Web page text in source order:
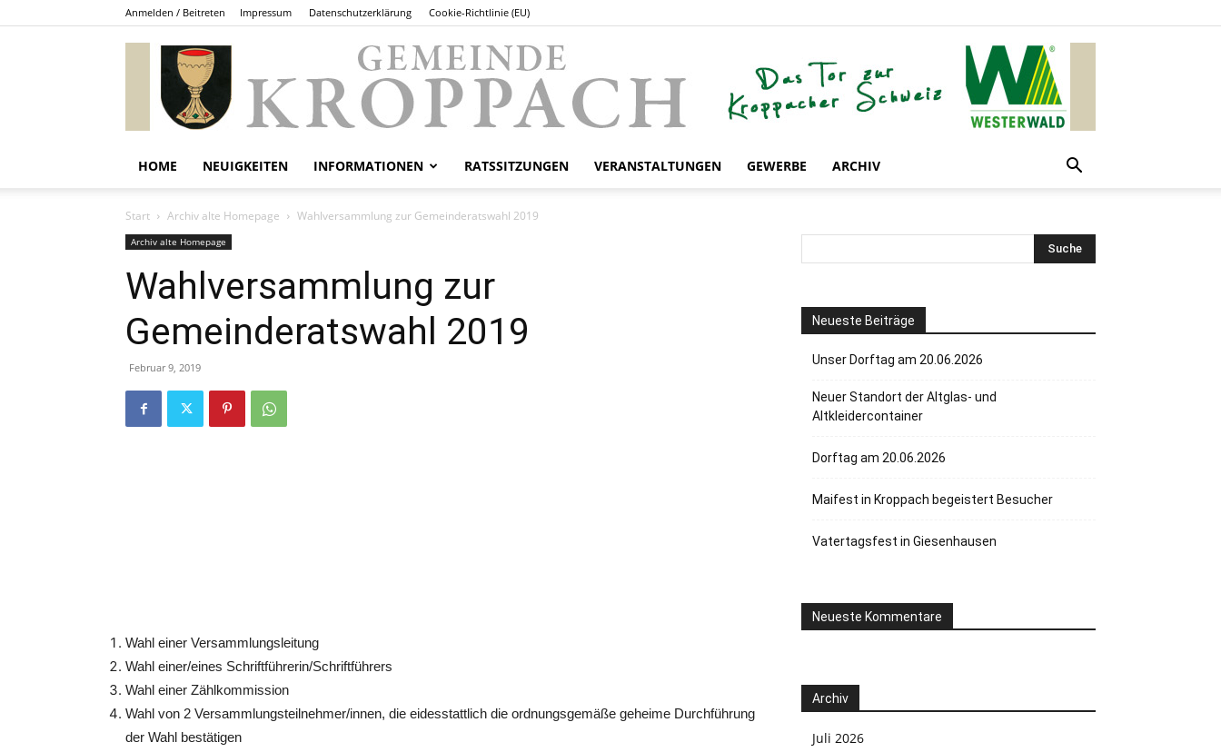
Anmelden / Beitreten Impressum Datenschutzerklärung Cookie-Richtlinie (EU)
HOME NEUIGKEITEN INFORMATIONEN RATSSITZUNGEN VERANSTALTUNGEN GEWERBE ARCHIV
Start Archiv alte Homepage Wahlversammlung zur Gemeinderatswahl 2019
Archiv alte Homepage
Wahlversammlung zur
Gemeinderatswahl 2019
Februar 9, 2019
Wahl einer Versammlungsleitung
Wahl einer/eines Schriftführerin/Schriftführers
Wahl einer Zählkommission
Wahl von 2 Versammlungsteilnehmer/innen, die eidesstattlich die ordnungsgemäße geheime Durchführung
der Wahl bestätigen
Neueste Beiträge
Unser Dorftag am 20.06.2026
Neuer Standort der Altglas- und
Altkleidercontainer
Dorftag am 20.06.2026
Maifest in Kroppach begeistert Besucher
Vatertagsfest in Giesenhausen
Neueste Kommentare
Archiv
Juli 2026